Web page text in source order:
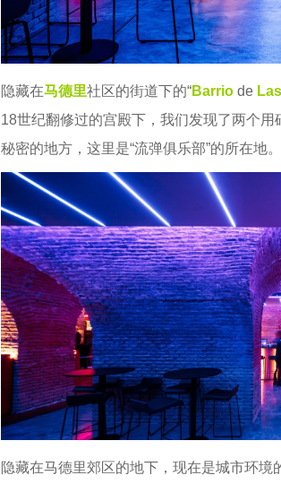
隐藏在马德里社区的街道下的“Barriode
18世纪翻修过的宫殿下，我们发现了两个
秘密的地方，这里是“流弹俱乐部”的所在地。
隐藏在马德里郊区的地下，现在是城市环